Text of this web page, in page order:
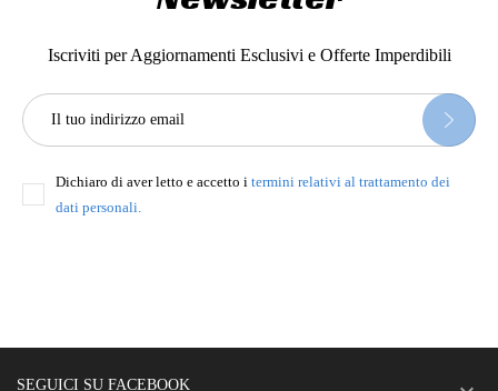
Iscriviti per Aggiornamenti Esclusivi e Offerte Imperdibili
Dichiaro di aver letto e accetto i termini relativi al trattamento dei
dati personali.
SEGUICI SU FACEBOOK